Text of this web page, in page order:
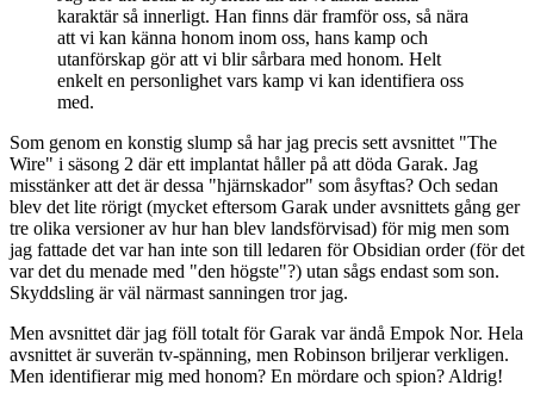
karaktär så innerligt. Han finns där framför oss, så nära
att vi kan känna honom inom oss, hans kamp och
utanförskap gör att vi blir sårbara med honom. Helt
enkelt en personlighet vars kamp vi kan identifiera oss
med.
Som genom en konstig slump så har jag precis sett avsnittet "The
Wire" i säsong 2 där ett implantat håller på att döda Garak. Jag
misstänker att det är dessa "hjärnskador" som åsyftas? Och sedan
blev det lite rörigt (mycket eftersom Garak under avsnittets gång ger
tre olika versioner av hur han blev landsförvisad) för mig men som
jag fattade det var han inte son till ledaren för Obsidian order (för det
var det du menade med "den högste"?) utan sågs endast som son.
Skyddsling är väl närmast sanningen tror jag.
Men avsnittet där jag föll totalt för Garak var ändå Empok Nor. Hela
avsnittet är suverän tv-spänning, men Robinson briljerar verkligen.
Men identifierar mig med honom? En mördare och spion? Aldrig!